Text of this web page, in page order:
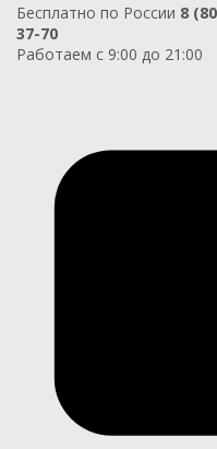
Бесплатно по России 8
37-70
Работаем с 9:00 до 21:00